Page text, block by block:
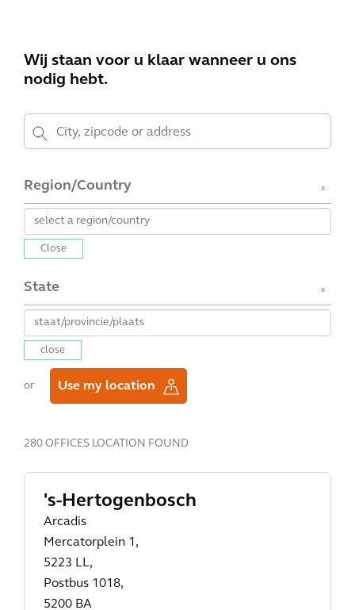
Wij staan voor u klaar wanneer u ons
nodig hebt.
Region/Country x
Close
State x
close
or Use my location
280 OFFICES LOCATION FOUND
's-Hertogenbosch
Arcadis
Mercatorplein 1,
5223 LL,
Postbus 1018,
5200 BA